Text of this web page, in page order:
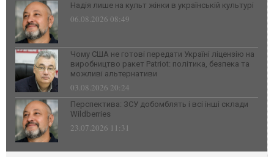
Надія лише на культ жінки в українській культурі
06.08.2026 08:49
Чому США не готові передати Україні ліцензію на
виробництво ракет Patriot: політика, безпека та
можливі альтернативи
03.08.2026 20:24
Перспектива: ЗСУ добомблять і всі інші склади
Wildberries
23.07.2026 11:31